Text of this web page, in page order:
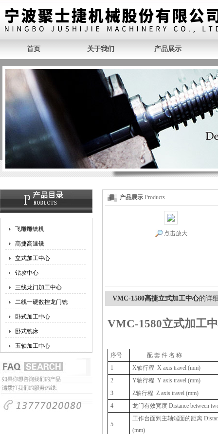
首页 关于我们 产品展示
飞雕雕铣机
高捷高速铣
立式加工中心
钻攻中心
三线龙门加工中心
二线一硬数控龙门铣
卧式加工中心
卧式铣床
五轴加工中心
产品展示 Products
点击放大
VMC-1580高捷立式加工中心的详
VMC-1580立式加工
序号
配 套 件 名 称
1
X轴行程 X axis travel (mm)
2
Y轴行程 Y axis travel (mm)
3
Z轴行程 Z axis travel (mm)
4
龙门有效宽度 Distance between
5
工作台面到主轴端面的距离
(mm)